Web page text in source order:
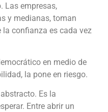
Las empresas,
y medianas, toman
confianza es cada vez
en medio de
la pone en riesgo.
Es la
Entre abrir un